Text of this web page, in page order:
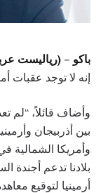
باكو – (رياليست
إنه لا توجد عقبات
وأضاف قائلاً، “لم
بين أذربيجان
وأمريكا الشمالية
بلادنا تدعم أجندة
أرمينيا لتوقيع